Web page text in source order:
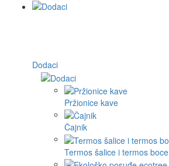
Dodaci
Pržionice kave
Čajnik
Termos šalice i termos boce